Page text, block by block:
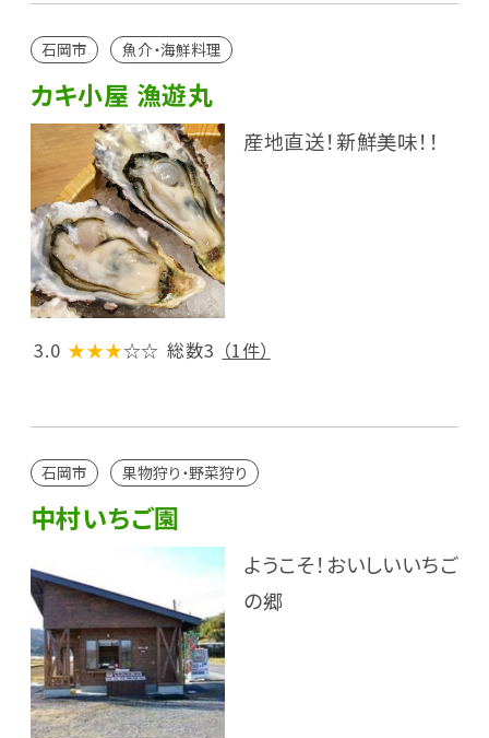
石岡市 魚介・海鮮料理
カキ小屋 漁遊丸
産地直送！新鮮美味！！
3.0 ★★★☆☆ 総数3 （1件）
石岡市 果物狩り・野菜狩り
中村いちご園
ようこそ！おいしいいちご
の郷